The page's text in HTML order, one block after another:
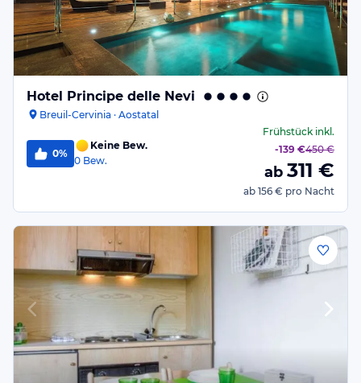
Hotel Principe delle Nevi
Breuil-Cervinia · Aostatal
0%
Keine Bew.
0 Bew.
Frühstückinkl.
-139 €450 €
ab 311 €
ab 156 € pro Nacht